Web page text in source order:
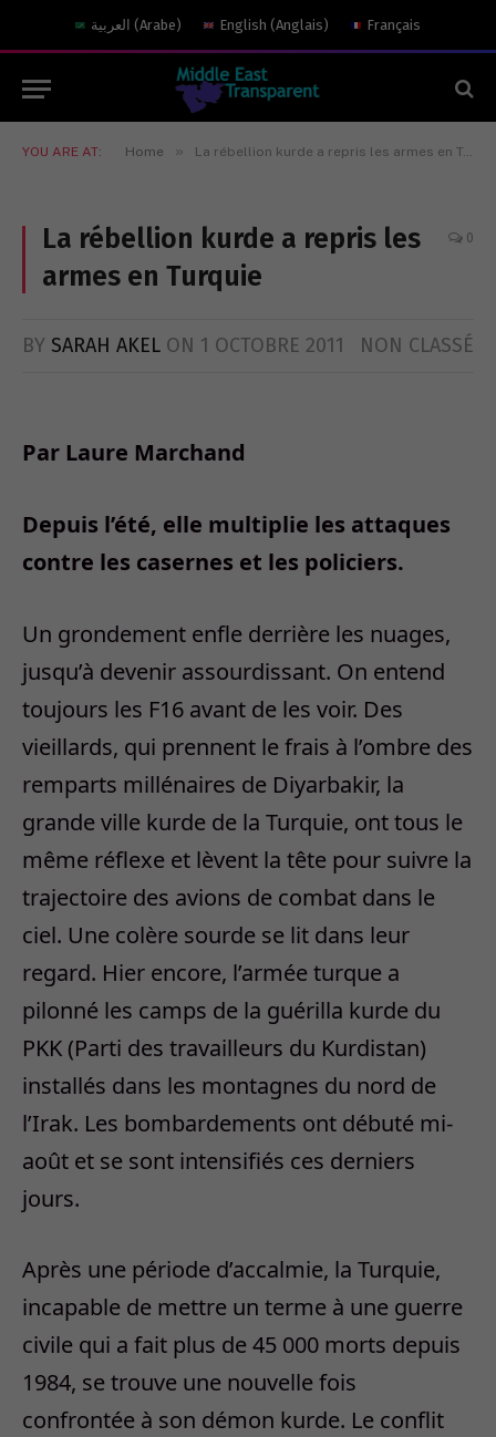
العربية (Arabe) English (Anglais) Français
YOU ARE AT: Home » La rébellion kurde a repris les armes en Turquie
La rébellion kurde a repris les
armes en Turquie
0
BY SARAH AKEL ON 1 OCTOBRE 2011 NON CLASSÉ
Par Laure Marchand
Depuis l’été, elle multiplie les attaques
contre les casernes et les policiers.
Un grondement enfle derrière les nuages,
jusqu’à devenir assourdissant. On entend
toujours les F16 avant de les voir. Des
vieillards, qui prennent le frais à l’ombre des
remparts millénaires de Diyarbakir, la
grande ville kurde de la Turquie, ont tous le
même réflexe et lèvent la tête pour suivre la
trajectoire des avions de combat dans le
ciel. Une colère sourde se lit dans leur
regard. Hier encore, l’armée turque a
pilonné les camps de la guérilla kurde du
PKK (Parti des travailleurs du Kurdistan)
installés dans les montagnes du nord de
l’Irak. Les bombardements ont débuté mi-
août et se sont intensifiés ces derniers
jours.
Après une période d’accalmie, la Turquie,
incapable de mettre un terme à une guerre
civile qui a fait plus de 45 000 morts depuis
1984, se trouve une nouvelle fois
confrontée à son démon kurde. Le conflit